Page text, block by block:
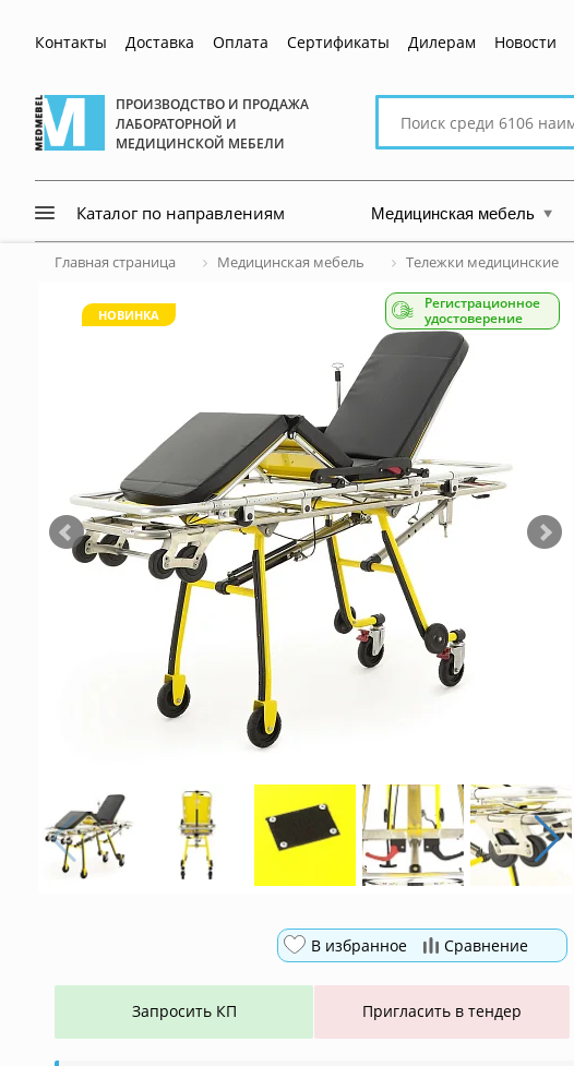
Контакты Доставка Оплата Сертификаты Дилерам Новости
ПРОИЗВОДСТВО И ПРОДАЖА
ЛАБОРАТОРНОЙ И
МЕДИЦИНСКОЙ МЕБЕЛИ
Поиск
сайту
Каталог по направлениям Медицинская мебель
Главная страница Медицинская мебель Тележки медицинские
НОВИНКА
В избранное Сравнение
Регистрационное
удостоверение
Запросить КП Пригласить в тендер